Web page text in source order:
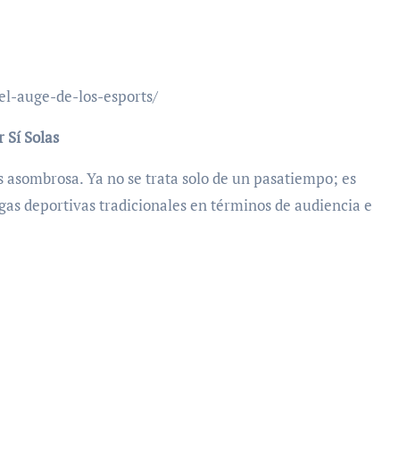
auge-de-los-esports/
Sí Solas
Ya no se trata solo de un pasatiempo; es
deportivas tradicionales en términos de audiencia e